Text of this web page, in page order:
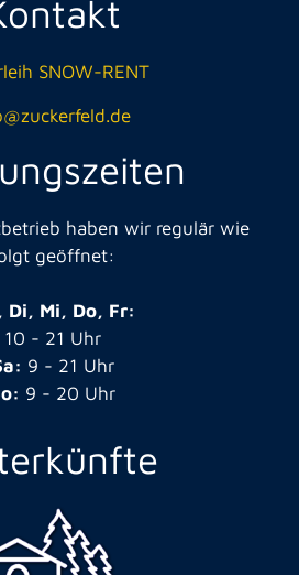
SNOW-RENT
haben wir regulär wie
geöffnet:
Di, Mi, Do, Fr:
10 - 21 Uhr
9 - 21 Uhr
9 - 20 Uhr